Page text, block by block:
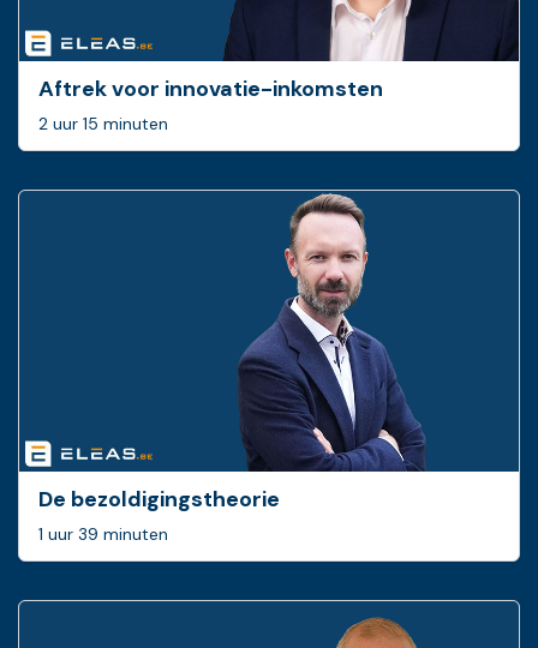
Aftrek voor innovatie-inkomsten
2 uur 15 minuten
De bezoldigingstheorie
1 uur 39 minuten